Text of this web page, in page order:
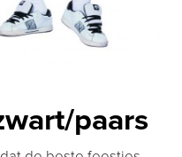
paars